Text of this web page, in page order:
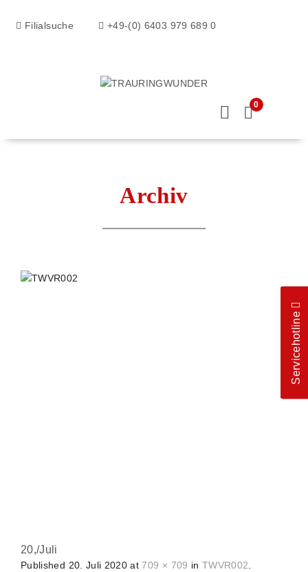
Filialsuche +49-(0) 6403 979 689 0
0
Archiv
20,/Juli
Published 20. Juli 2020 at709 × 709 inTWVR002.
Servicehotline